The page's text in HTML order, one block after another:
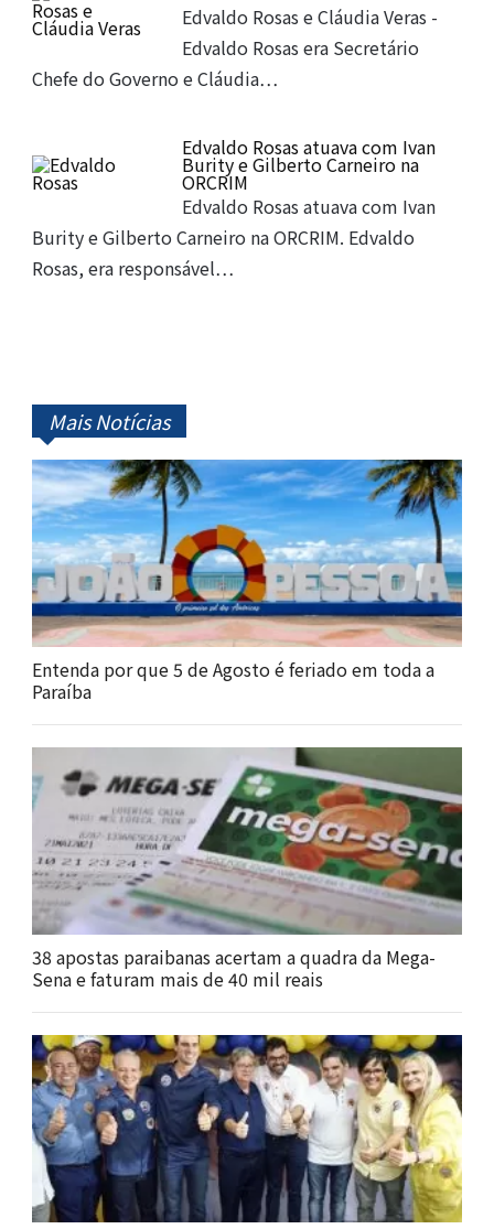
Edvaldo Rosas e Cláudia Veras -
Edvaldo Rosas era Secretário
Chefe do Governo e Cláudia…
Edvaldo Rosas atuava com Ivan
Burity e Gilberto Carneiro na
ORCRIM
Edvaldo Rosas atuava com Ivan
Burity e Gilberto Carneiro na ORCRIM. Edvaldo
Rosas, era responsável…
Mais Notícias
Entenda por que 5 de Agosto é feriado em toda a
Paraíba
38 apostas paraibanas acertam a quadra da Mega-
Sena e faturam mais de 40 mil reais